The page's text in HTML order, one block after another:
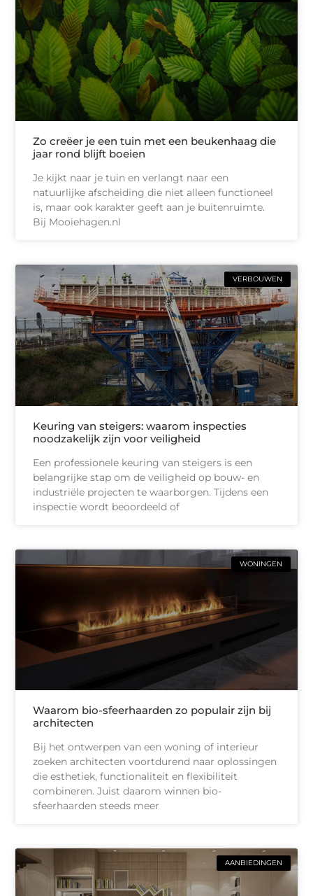
Zo creëer je een tuin met een beukenhaag die
jaar rond blijft boeien
Je kijkt naar je tuin en verlangt naar een
natuurlijke afscheiding die niet alleen functioneel
is, maar ook karakter geeft aan je buitenruimte.
Bij Mooiehagen.nl
VERBOUWEN
Keuring van steigers: waarom inspecties
noodzakelijk zijn voor veiligheid
Een professionele keuring van steigers is een
belangrijke stap om de veiligheid op bouw- en
industriële projecten te waarborgen. Tijdens een
inspectie wordt beoordeeld of
WONINGEN
Waarom bio-sfeerhaarden zo populair zijn bij
architecten
Bij het ontwerpen van een woning of interieur
zoeken architecten voortdurend naar oplossingen
die esthetiek, functionaliteit en flexibiliteit
combineren. Juist daarom winnen bio-
sfeerhaarden steeds meer
AANBIEDINGEN